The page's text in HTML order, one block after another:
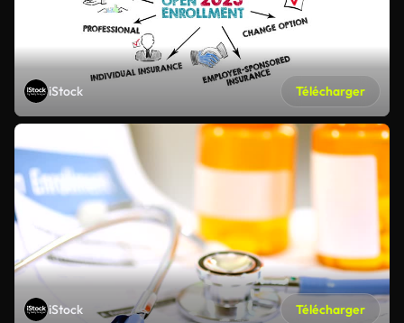
iStock Télécharger
iStock Télécharger